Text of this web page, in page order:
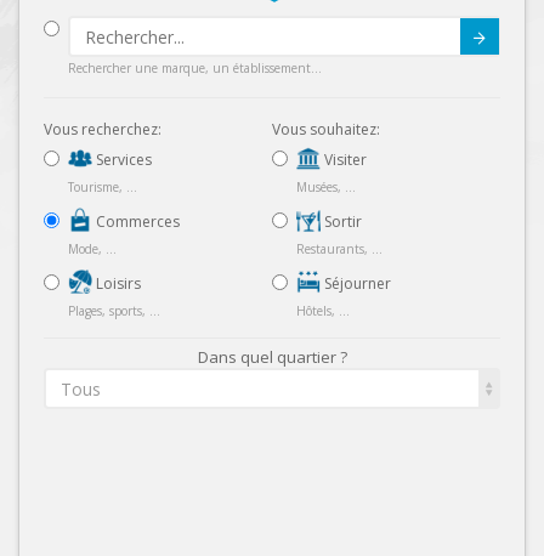
Rechercher une marque, un établissement...
Vous recherchez:
Services
Tourisme, ...
Commerces
Mode, ...
Loisirs
Plages, sports, ...
Vous souhaitez:
Visiter
Musées, ...
Sortir
Restaurants, ...
Séjourner
Hôtels, ...
Dans quel quartier ?
Tous